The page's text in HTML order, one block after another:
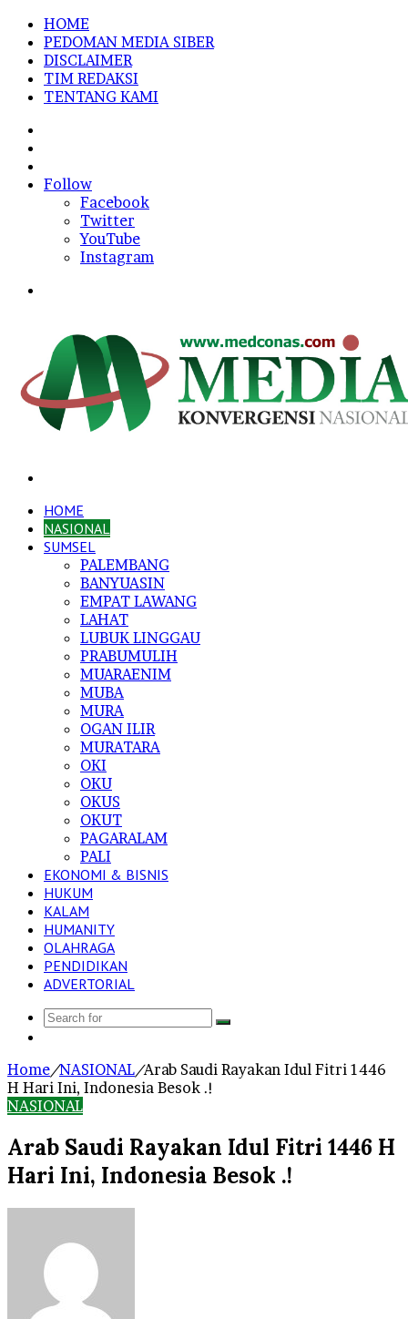
HOME
PEDOMAN MEDIA SIBER
DISCLAIMER
TIM REDAKSI
TENTANG KAMI
In
Follow
Facebook
Twitter
YouTube
Instagram
HOME
NASIONAL
SUMSEL
PALEMBANG
BANYUASIN
EMPAT LAWANG
LAHAT
LUBUK LINGGAU
PRABUMULIH
MUARAENIM
MUBA
MURA
OGAN ILIR
MURATARA
OKI
OKU
OKUS
OKUT
PAGARALAM
PALI
EKONOMI & BISNIS
HUKUM
KALAM
HUMANITY
OLAHRAGA
PENDIDIKAN
ADVERTORIAL
Search
Home/NASIONAL/Arab Saudi Rayakan Idul Fitri 1446
H Hari Ini, Indonesia Besok .!
NASIONAL
Arab Saudi Rayakan Idul Fitri 1446 H
Hari Ini, Indonesia Besok .!